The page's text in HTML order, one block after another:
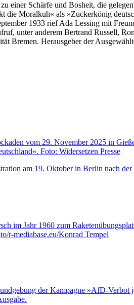
einer Schärfe und Bosheit, die
die Moralkuh« als »Zuckerkönig
1933 rief Ada Lessing mit
unter anderem Bertrand Russell,
Bremen. Herausgeber der